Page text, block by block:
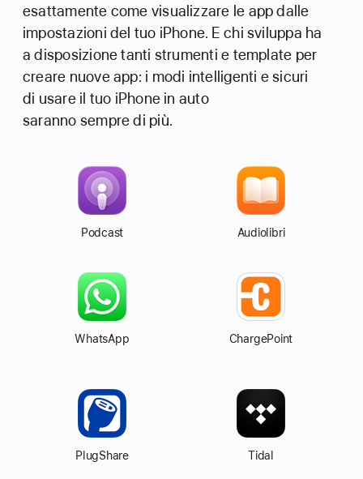
esattamente come visualizzare le app dalle
impostazioni del tuo iPhone. E chi sviluppa ha
a disposizione tanti strumenti e template per
creare nuove app: i modi intelligenti e sicuri
di usare il tuo iPhone in auto
saranno sempre di più.
Podcast Audiolibri
WhatsApp ChargePoint
PlugShare Tidal